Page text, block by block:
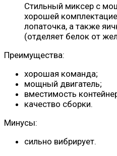
Стильный миксер с
хорошей
лопаточка, а также
(отделяет белок от
Преимущества:
хорошая команда;
мощный двигатель;
вместимость
качество сборки.
Минусы:
сильно вибрирует.